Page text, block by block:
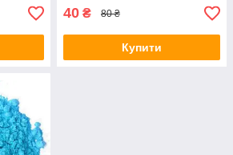
40 ₴ 80 ₴
Купити